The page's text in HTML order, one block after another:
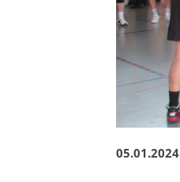
05.01.2024